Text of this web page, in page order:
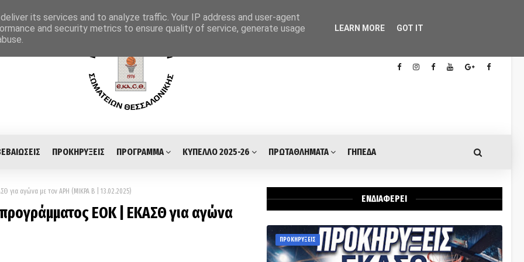
ΠΡΟΚΗΡΥΞΕΙΣ ΠΡΟΓΡΑΜΜΑ ΚΥΠΕΛΛΟ 2025-26 ΠΡΩΤΑΘΛΗΜΑΤΑ ΓΗΠΕΔΑ
για αγώνα με τον ΑΡΗ (ΜΙΚΡΑ Β | 13.02.2025)
ΕΟΚ | ΕΚΑΣΘ για αγώνα
ΕΝΔΙΑΦΕΡΕΙ
ΠΡΟΚΗΡΥΞΕΙΣ
its services and to analyze traffic. Your IP address and user-agent
and security metrics to ensure quality of service, generate usage
LEARN MORE GOT IT